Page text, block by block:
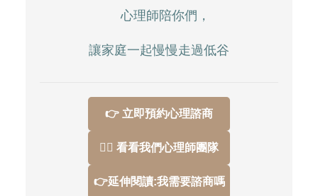
心理師陪你們，
讓家庭一起慢慢走過低谷
👉 立即預約心理諮商
👩‍⚕️ 看看我們心理師團隊
👉延伸閱讀:我需要諮商嗎